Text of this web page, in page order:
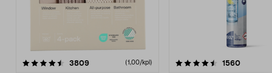
3809arvostelut (1,00/kpl)
4.5viidestä
1560
4.5viidestä